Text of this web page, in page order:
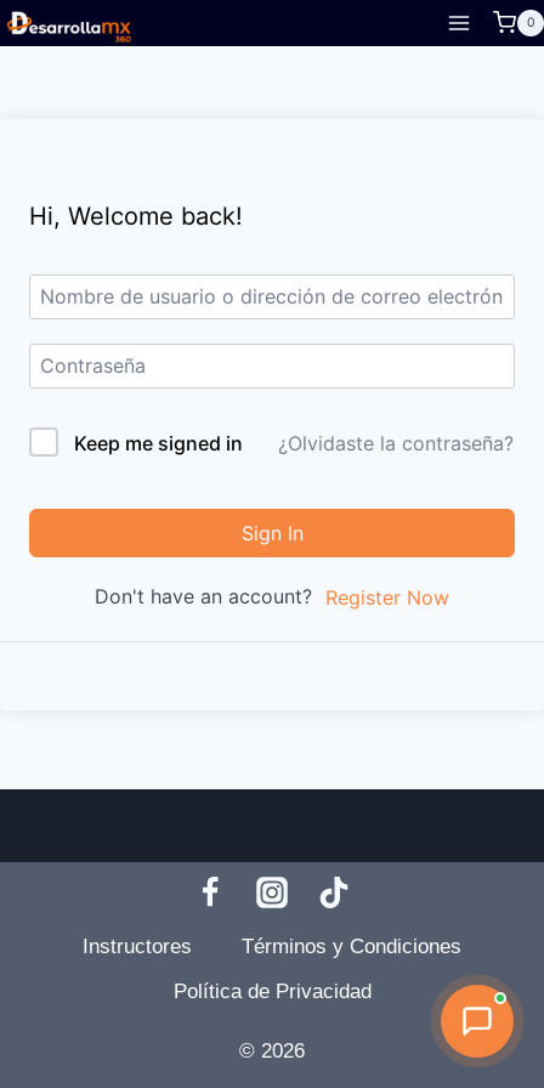
Skip
to
0
Hi, Welcome back!
Keep me signed in ¿Olvidaste la contraseña?
Sign In
Don't have an account? Register Now
Instructores
Términos y Condiciones
Política de Privacidad
© 2026